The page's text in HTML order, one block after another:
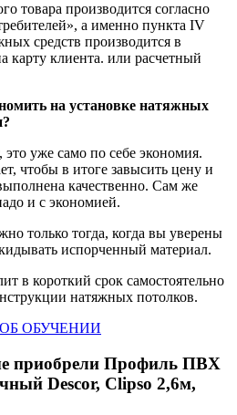
товара производится согласно
а именно пункта IV
средств производится в
карту клиента. или расчетный
на установке натяжных
уже само по себе экономия.
чтобы в итоге завысить цену и
качественно. Сам же
и с экономией.
только тогда, когда вы уверены
испорченный материал.
в короткий срок самостоятельно
натяжных потолков.
ОБУЧЕНИИ
приобрели Профиль ПВХ
Descor, Clipso 2,6м,